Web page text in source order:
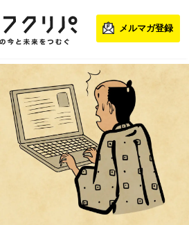
メルマガ登録